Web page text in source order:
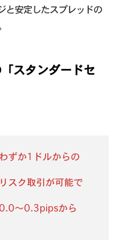
と安定したスプレッドの
スタンダードセ
ずか1ドルからの
スク取引が可能で
〜0.3pipsから